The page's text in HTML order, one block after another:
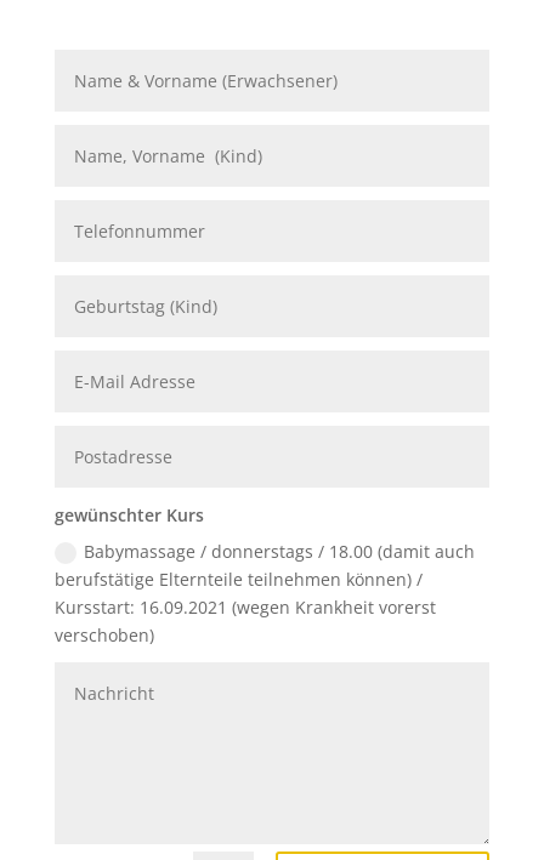
gewünschter Kurs
Babymassage / donnerstags / 18.00 (damit auch
berufstätige Elternteile teilnehmen können) /
Kursstart: 16.09.2021 (wegen Krankheit vorerst
verschoben)